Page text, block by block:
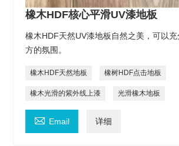
橡木HDF核心平滑UV漆地板
橡木HDF天然UV漆地板自然之美，可以
方的氛围。
橡木HDF天然地板 橡树HDF点击地板
橡木光滑的紫外线上漆 光滑橡木地板
 Email 详细